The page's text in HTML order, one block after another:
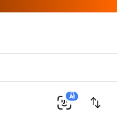
0
AI